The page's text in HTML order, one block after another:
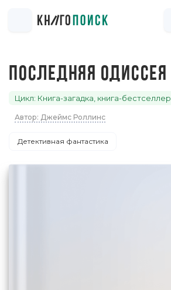
ПОСЛЕДНЯЯ ОДИССЕЯ
Цикл: Книга-загадка, книга-бестселлер
Автор: Джеймс Роллинс
Детективная фантастика